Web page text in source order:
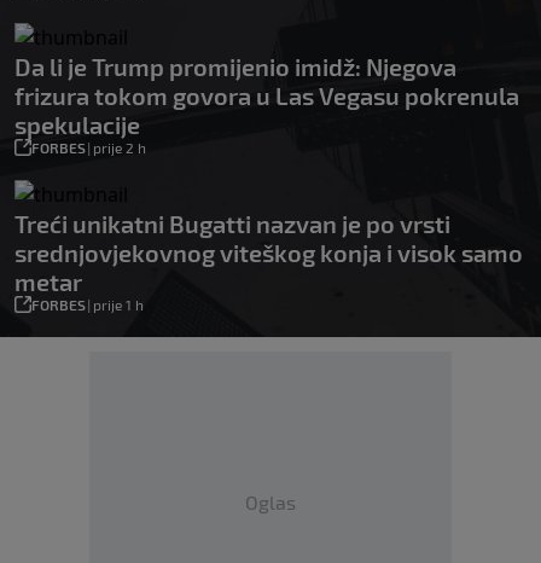
Da li je Trump promijenio imidž: Njegova
frizura tokom govora u Las Vegasu pokrenula
spekulacije
FORBES| prije 2 h
Treći unikatni Bugatti nazvan je po vrsti
srednjovjekovnog viteškog konja i visok samo
metar
FORBES| prije 1 h
Oglas